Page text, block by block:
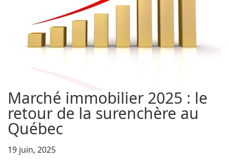
Marché immobilier 2025 : le
retour de la surenchère au
Québec
19 juin, 2025